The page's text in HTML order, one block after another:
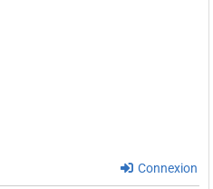
Connexion